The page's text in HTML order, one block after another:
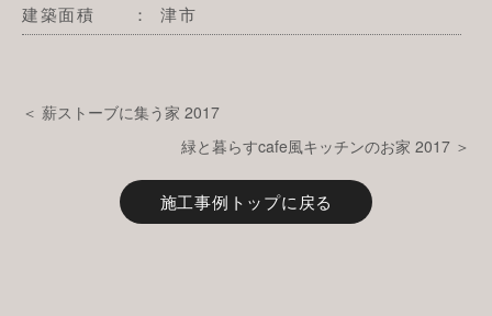
建築面積
： 津市
＜ 薪ストーブに集う家 2017
緑と暮らすcafe風キッチンのお家 2017 ＞
施工事例トップに戻る